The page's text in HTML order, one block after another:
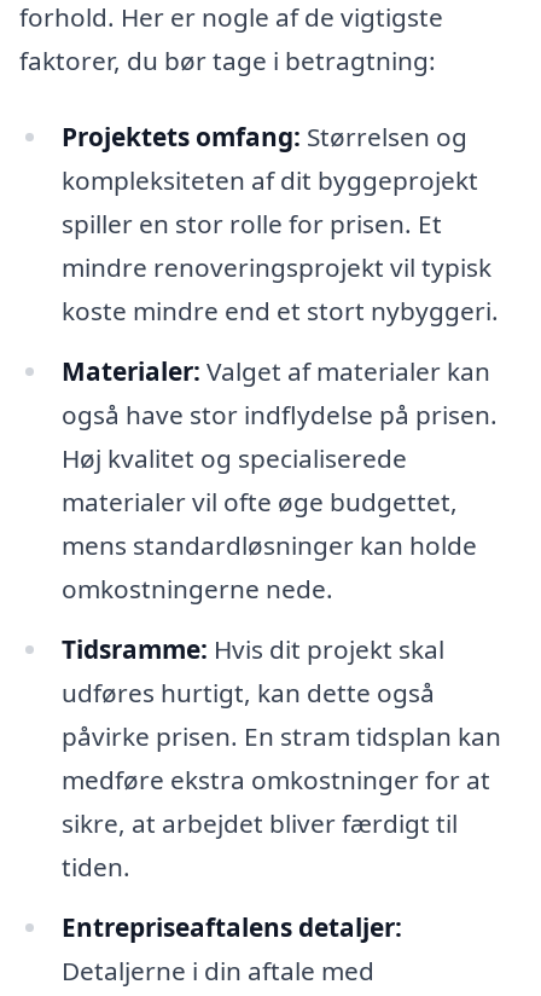
forhold. Her er nogle af de vigtigste
faktorer, du bør tage i betragtning:
Projektets omfang: Størrelsen og
kompleksiteten af dit byggeprojekt
spiller en stor rolle for prisen. Et
mindre renoveringsprojekt vil typisk
koste mindre end et stort nybyggeri.
Materialer: Valget af materialer kan
også have stor indflydelse på prisen.
Høj kvalitet og specialiserede
materialer vil ofte øge budgettet,
mens standardløsninger kan holde
omkostningerne nede.
Tidsramme: Hvis dit projekt skal
udføres hurtigt, kan dette også
påvirke prisen. En stram tidsplan kan
medføre ekstra omkostninger for at
sikre, at arbejdet bliver færdigt til
tiden.
Entrepriseaftalens detaljer:
Detaljerne i din aftale med